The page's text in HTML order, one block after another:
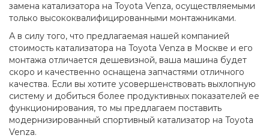
замена катализатора на Toyota Venza, осуществляемыми
только высококвалифицированными монтажниками.
А в силу того, что предлагаемая нашей компанией
стоимость катализатора на Toyota Venza в Москве и его
монтажа отличается дешевизной, ваша машина будет
скоро и качественно оснащена запчастями отличного
качества. Если вы хотите усовершенствовать выхлопную
систему и добиться более продуктивных показателей ее
функционирования, то мы предлагаем поставить
модернизированный спортивный катализатор на Toyota
Venza.